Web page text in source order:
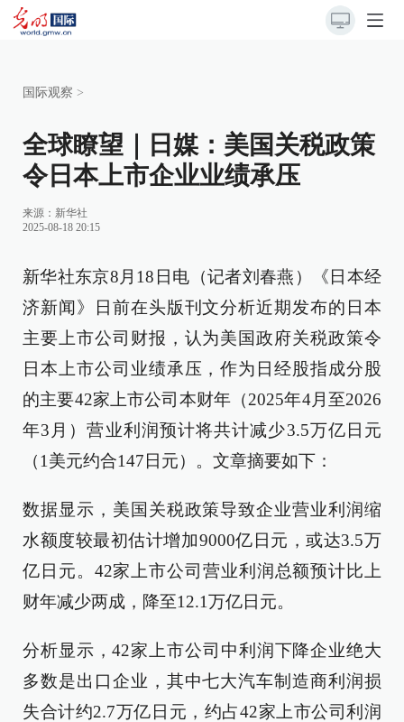
国际观察 >
全球瞭望｜日媒：美国关税政策
令日本上市企业业绩承压
来源： 新华社
2025-08-18 20:15
新华社东京8月18日电（记者刘春燕）《日本经
济新闻》日前在头版刊文分析近期发布的日本
主要上市公司财报，认为美国政府关税政策令
日本上市公司业绩承压，作为日经股指成分股
的主要42家上市公司本财年（2025年4月至2026
年3月）营业利润预计将共计减少3.5万亿日元
（1美元约合147日元）。文章摘要如下：
数据显示，美国关税政策导致企业营业利润缩
水额度较最初估计增加9000亿日元，或达3.5万
亿日元。42家上市公司营业利润总额预计比上
财年减少两成，降至12.1万亿日元。
分析显示，42家上市公司中利润下降企业绝大
多数是出口企业，其中七大汽车制造商利润损
失合计约2.7万亿日元，约占42家上市公司利润